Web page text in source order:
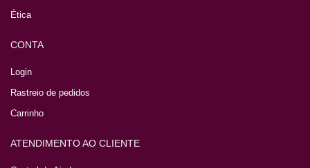
Ética
CONTA
Login
Rastreio de pedidos
Carrinho
ATENDIMENTO AO CLIENTE